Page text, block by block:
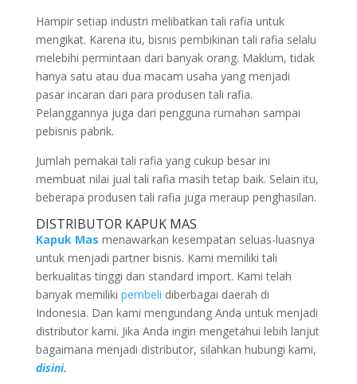
Hampir setiap industri melibatkan tali rafia untuk
mengikat. Karena itu, bisnis pembikinan tali rafia selalu
melebihi permintaan dari banyak orang. Maklum, tidak
hanya satu atau dua macam usaha yang menjadi
pasar incaran dari para produsen tali rafia.
Pelanggannya juga dari pengguna rumahan sampai
pebisnis pabrik.
Jumlah pemakai tali rafia yang cukup besar ini
membuat nilai jual tali rafia masih tetap baik. Selain itu,
beberapa produsen tali rafia juga meraup penghasilan.
DISTRIBUTOR KAPUK MAS
Kapuk Mas menawarkan kesempatan seluas-luasnya
untuk menjadi partner bisnis. Kami memiliki tali
berkualitas tinggi dan standard import. Kami telah
banyak memiliki pembeli diberbagai daerah di
Indonesia. Dan kami mengundang Anda untuk menjadi
distributor kami. Jika Anda ingin mengetahui lebih lanjut
bagaimana menjadi distributor, silahkan hubungi kami,
disini.